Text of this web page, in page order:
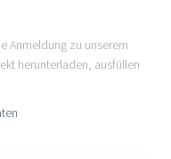
Anmeldung zu unserem
herunterladen, ausfüllen